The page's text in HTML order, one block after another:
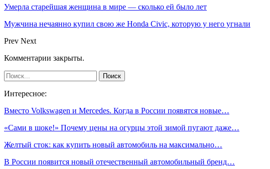
Умерла старейшая женщина в мире — сколько ей было лет
Мужчина нечаянно купил свою же Honda Civic, которую у него угнали
Prev Next
Комментарии закрыты.
Интересное:
Вместо Volkswagen и Mercedes. Когда в России появятся новые…
«Сами в шоке!» Почему цены на огурцы этой зимой пугают даже…
Желтый сток: как купить новый автомобиль на максимально…
В России появится новый отечественный автомобильный бренд…